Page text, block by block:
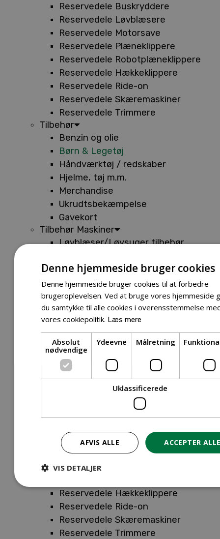
Reservedele Buskryddere
Reservedele Løvblæsere
Reservedele Motorsave
Reservedele Plæneklippere
Reservedele Robotplæneklippere
Reservedele Hækkeklippere
Reservedele Ride-on
Reservedele Skæremaskiner
Reservedele Trimmere
Tilbehør
Benzin og olie
Børn & Legetøj
Håndværktøj / redskaber
Hjelme, tøj m.m.
Merchandise
Ukrudtsbekæmpelse
Gavekort
Tilbehør Maskiner
Løvblæser/Løvsuger tilbehør
Tilbehør Buskryddere og Trimmere
Tilbehør Entreprenørudstyr
Tilbehør Havetraktor
Tilbehør Hækkeklippere
Tilbehør Motorsav
Tilbehør Kæder
Tilbehør Sværd
Tilbehør Rengøringsmaskiner
Tilbehør Robotplæneklipper
Tilbehør Walk Behind
Reservedele Løvblæsere
Reservedele Motorsave
Reservedele Plæneklippere
Reservedele Hækkeklippere
Reservedele Ride-on
Reservedele Skæremaskiner
Reservedele Trimmere
Denne hjemmeside bruger cookies
Denne hjemmeside bruger cookies til at forbedre
brugeroplevelsen. Ved at bruge vores hjemmeside
du samtykke til alle cookies i overensstemmelse
vores cookiepolitik. Læs mere
Absolut
nødvendige
Ydeevne Målretning
Uklassificerede
ACCEPTER
AFVIS ALLE
VIS DETALJER